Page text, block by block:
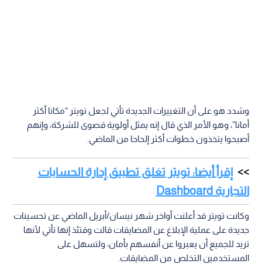
وشدد هو على أن التغييرات الجديدة تأتي لجعل تويتر “مكانا أكثر
أمانا”، وهو الأمر الذي قال إنه يمثل أولوية قصوى للشركة، وإنهم
أصبحوا يتخذون خطوات أكثر إلحاحا من الماضي.
إقرأ أيضا: تويتر تغلق تطبيق إدارة الحسابات
التجارية Dashboard
وكانت تويتر قد أعلنت أواخر شهر نيسان/أبريل الماضي عن تحسينات
جديدة على عملية الإبلاغ عن المضايقات قالت وقتئذ إنها تأتي لأنها
تريد للجميع أن يعبروا عن أنفسهم بأمان، ولتسهل على
المستخدمين التخلص من المضايقات.